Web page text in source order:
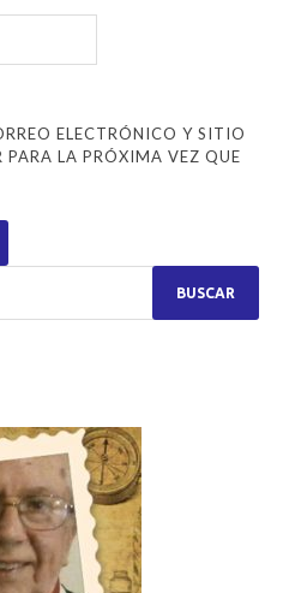
ELECTRÓNICO Y SITIO
PARA LA PRÓXIMA VEZ QUE